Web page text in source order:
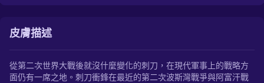
皮膚描述
從第二次世界大戰後就沒什麼變化的刺刀，在現代軍事上的戰略方
面仍有一席之地。刺刀衝鋒在最近的第二次波斯灣戰爭與阿富汗戰